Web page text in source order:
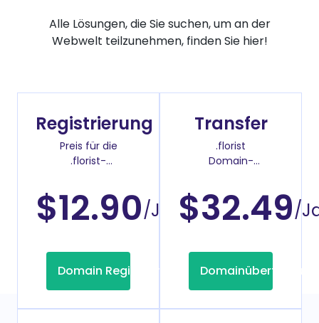
Alle Lösungen, die Sie suchen, um an der
Webwelt teilzunehmen, finden Sie hier!
Registrierung
Preis für die
.florist-
$12.90/Jahr
Domain Registrierung
Transfer
.florist
Domain-
$32.49/
Domainübertragung